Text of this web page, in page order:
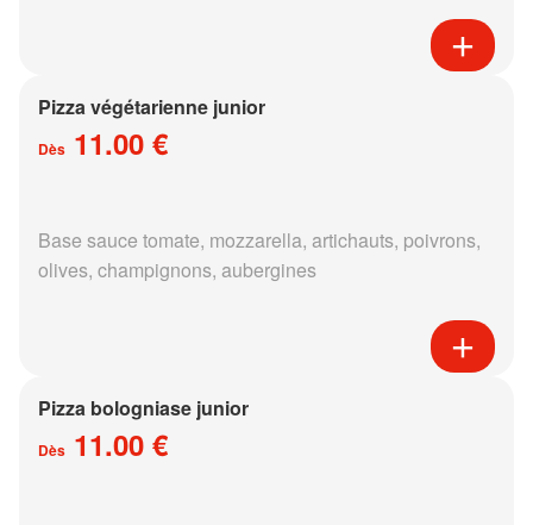
Pizza végétarienne junior
Dès 11.00 €
Base sauce tomate, mozzarella, artichauts, poivrons,
olives, champignons, aubergines
Pizza bologniase junior
Dès 11.00 €